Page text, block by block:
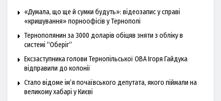
«Думала, що ще й сумки будуть»: відеозапис у справі
«кришування» порноофісів у Тернополі
Тернополянин за 3000 доларів обіцяв зняти з обліку в
системі “Оберіг”
Ексзаступника голови Тернопільської ОВА Ігоря Гайдука
відправили до колонії
Стало відоме ім’я почаївського депутата, якого піймали на
великому хабарі у Києві